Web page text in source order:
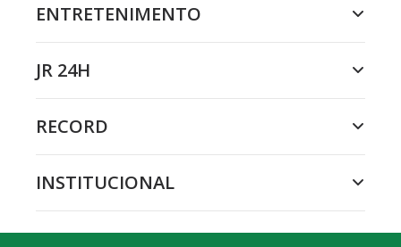
ENTRETENIMENTO
JR 24H
RECORD
INSTITUCIONAL